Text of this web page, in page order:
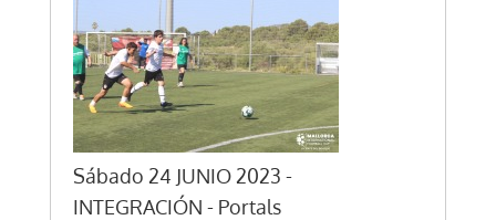
Sábado 24 JUNIO 2023 -
INTEGRACIÓN - Portals